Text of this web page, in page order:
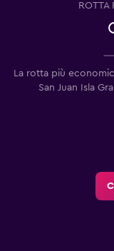
ROTTA
La rotta più
San Juan Isla